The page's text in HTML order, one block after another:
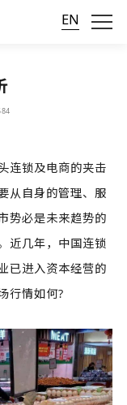
EN
连锁及电商的夹击
从自身的管理、服
势必是未来趋势的
近几年，中国连锁
已进入资本经营的
行情如何?